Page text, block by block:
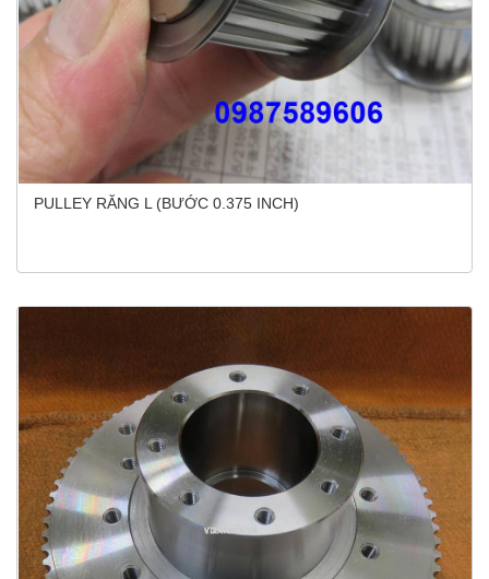
PULLEY RĂNG L (BƯỚC 0.375 INCH)